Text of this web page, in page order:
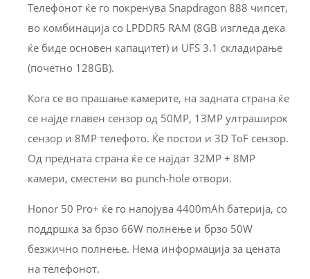
Телефонот ќе го покренува Snapdragon 888 чипсет,
во комбинација со LPDDR5 RAM (8GB изгледа дека
ќе биде основен капацитет) и UFS 3.1 складирање
(почетно 128GB).
Кога се во прашање камерите, на задната страна ќе
се најде главен сензор од 50MP, 13MP ултраширок
сензор и 8MP телефото. Ќе постои и 3D ToF сензор.
Од предната страна ќе се најдат 32MP + 8MP
камери, сместени во punch-hole отвори.
Honor 50 Pro+ ќе го напојува 4400mAh батерија, со
поддршка за брзо 66W полнење и брзо 50W
безжично полнење. Нема информација за цената
на телефонот.